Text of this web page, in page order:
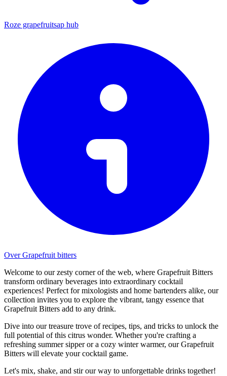
Roze grapefruitsap hub
Over Grapefruit bitters
Welcome to our zesty corner of the web, where Grapefruit Bitters
transform ordinary beverages into extraordinary cocktail
experiences! Perfect for mixologists and home bartenders alike, our
collection invites you to explore the vibrant, tangy essence that
Grapefruit Bitters add to any drink.
Dive into our treasure trove of recipes, tips, and tricks to unlock the
full potential of this citrus wonder. Whether you're crafting a
refreshing summer sipper or a cozy winter warmer, our Grapefruit
Bitters will elevate your cocktail game.
Let's mix, shake, and stir our way to unforgettable drinks together!